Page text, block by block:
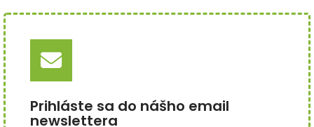
Prihláste sa do nášho email
newslettera